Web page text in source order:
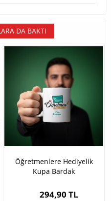
DA BAKTI
Öğretmenlere Hediyelik
Kupa Bardak
294,90 TL